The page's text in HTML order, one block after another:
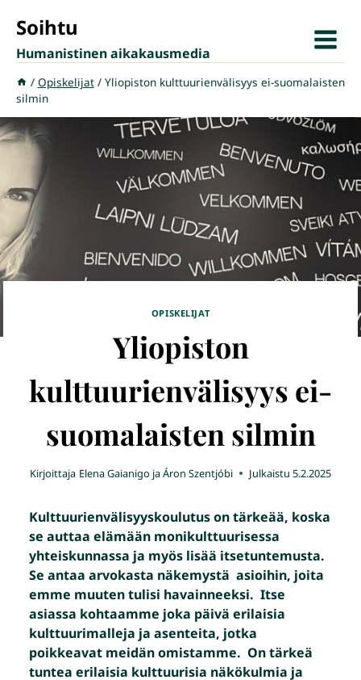
sisältöön
Soihtu
Humanistinen aikakausmedia
/ Opiskelijat / Yliopiston kulttuurienvälisyys ei-suomalaisten
silmin
OPISKELIJAT
Yliopiston
kulttuurienvälisyys ei-
suomalaisten silmin
Kirjoittaja Elena Gaianigo ja Áron Szentjóbi Julkaistu 5.2.2025
Kulttuurienvälisyyskoulutus on tärkeää, koska
se auttaa elämään monikulttuurisessa
yhteiskunnassa ja myös lisää itsetuntemusta.
Se antaa arvokasta näkemystä asioihin, joita
emme muuten tulisi havainneeksi. Itse
asiassa kohtaamme joka päivä erilaisia
kulttuurimalleja ja asenteita, jotka
poikkeavat meidän omistamme. On tärkeä
tuntea erilaisia kulttuurisia näkökulmia ja